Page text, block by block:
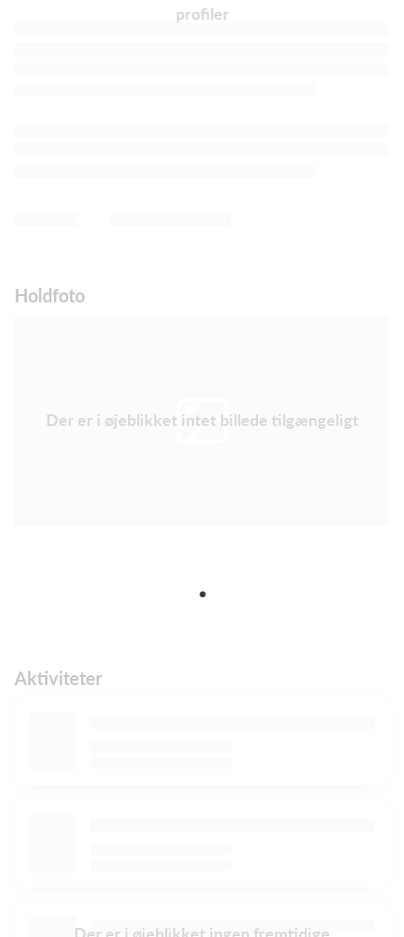
profiler
Holdfoto
Der er i øjeblikket intet billede tilgængeligt
Aktiviteter
Der er i øjeblikket ingen fremtidige